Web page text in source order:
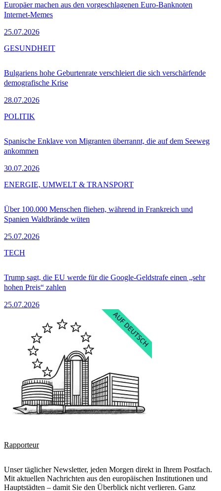
Europäer machen aus den vorgeschlagenen Euro-Banknoten
Internet-Memes
25.07.2026
Bulgariens hohe Geburtenrate verschleiert die sich verschärfende
demografische Krise
28.07.2026
GESUNDHEIT
Spanische Enklave von Migranten überrannt, die auf dem Seeweg
ankommen
30.07.2026
POLITIK
Über 100.000 Menschen fliehen, während in Frankreich und
Spanien Waldbrände wüten
25.07.2026
ENERGIE, UMWELT & TRANSPORT
Trump sagt, die EU werde für die Google-Geldstrafe einen „sehr
hohen Preis“ zahlen
25.07.2026
TECH
Rapporteur
Unser täglicher Newsletter, jeden Morgen direkt in Ihrem Postfach.
Mit aktuellen Nachrichten aus den europäischen Institutionen und
Hauptstädten – damit Sie den Überblick nicht verlieren. Ganz